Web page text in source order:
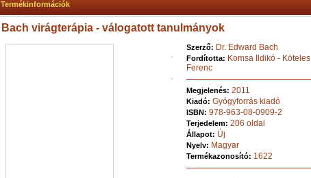
Termékinformációk
Bach virágterápia - válogatott tanulmányok
Szerző: Dr. Edward Bach
Fordította: Komsa Ildikó - Köteles
Ferenc
Megjelenés: 2011
Kiadó: Gyógyforrás kiadó
ISBN: 978-963-08-0909-2
Terjedelem: 206 oldal
Állapot: Új
Nyelv: Magyar
Termékazonosító: 1622